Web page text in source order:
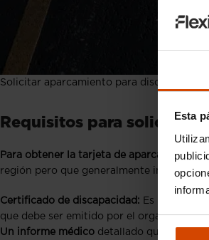
Esta
Solicitar aparcamiento para discapacitados
Requisitos para solicitar
Para obtener la tarjeta de aparcamiento
región pero que generalmente incluyen:
Certificado de discapacidad: Es
que debe ser emitido por el organismo
Un informe médico detallado que